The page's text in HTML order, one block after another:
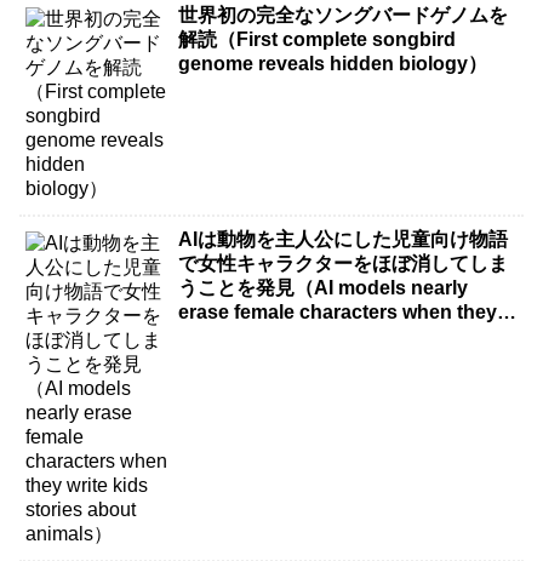
世界初の完全なソングバードゲノムを
解読（First complete songbird
genome reveals hidden biology）
AIは動物を主人公にした児童向け物語
で女性キャラクターをほぼ消してしま
うことを発見（AI models nearly
erase female characters when they